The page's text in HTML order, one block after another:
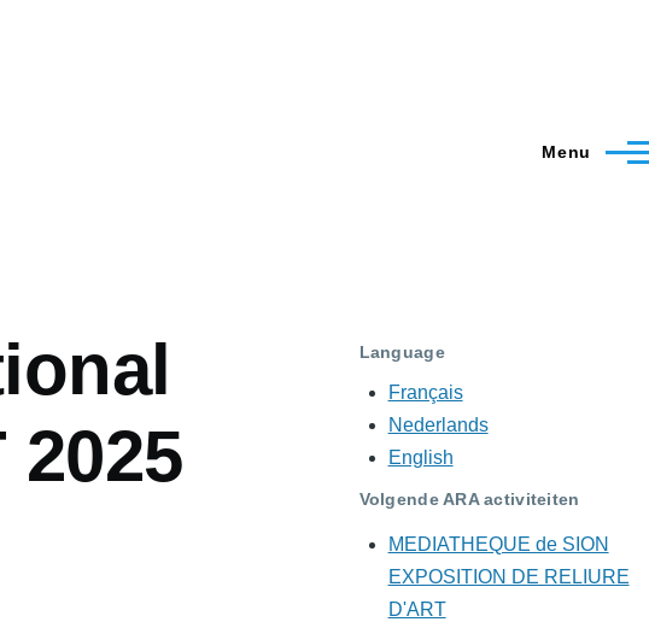
Menu
2025
Language
Français
Nederlands
English
Volgende ARA activiteiten
MEDIATHEQUE de SION
EXPOSITION DE RELIURE
D'ART